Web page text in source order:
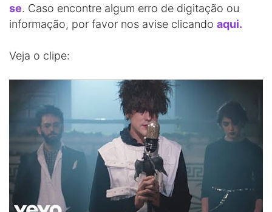
se. Caso encontre algum erro de digitação ou
informação, por favor nos avise clicando aqui.
Veja o clipe: